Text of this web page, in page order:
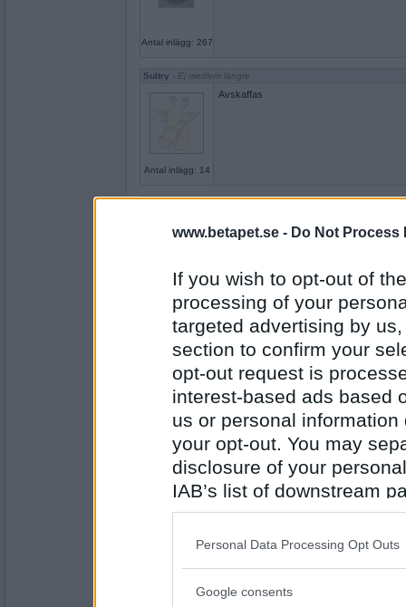
www.betapet.se - Do Not Process
If you wish to opt-out of
processing of your
targeted advertising by
section to confirm your
opt-out request is
interest-based ads based
us or personal
your opt-out. You may
disclosure of your
IAB’s list of downstream
also be disclosed by us
Downstream Participants
Please note that this
Personal Data Processing Opt Outs
Google consents
Antal inlägg: 267
Sultry - Ej medlem längre
Antal inlägg: 14
Avskaffas
Antal inlägg: 267
- Ej medlem längre
pelikanen - Ej medlem längre
Vänsterprassel